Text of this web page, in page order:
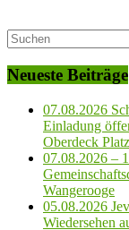
Neueste Beiträge
07.08.2026
Einladung
Oberdeck
07.08.2026 –
Wangerooge
05.08.2026
Wiedersehen